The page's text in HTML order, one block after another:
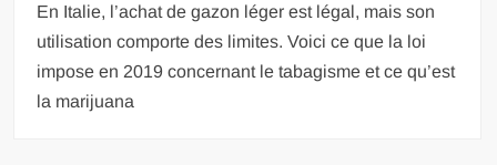
En Italie, l’achat de gazon léger est légal, mais son
utilisation comporte des limites. Voici ce que la loi
impose en 2019 concernant le tabagisme et ce qu’est
la marijuana